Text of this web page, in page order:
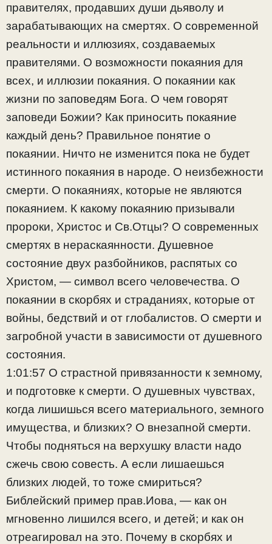
правителях, продавших души дьяволу и
зарабатывающих на смертях. О современной
реальности и иллюзиях, создаваемых
правителями. О возможности покаяния для
всех, и иллюзии покаяния. О покаянии как
жизни по заповедям Бога. О чем говорят
заповеди Божии? Как приносить покаяние
каждый день? Правильное понятие о
покаянии. Ничто не изменится пока не будет
истинного покаяния в народе. О неизбежности
смерти. О покаяниях, которые не являются
покаянием. К какому покаянию призывали
пророки, Христос и Св.Отцы? О современных
смертях в нераскаянности. Душевное
состояние двух разбойников, распятых со
Христом, — символ всего человечества. О
покаянии в скорбях и страданиях, которые от
войны, бедствий и от глобалистов. О смерти и
загробной участи в зависимости от душевного
состояния.
1:01:57 О страстной привязанности к земному,
и подготовке к смерти. О душевных чувствах,
когда лишишься всего материального, земного
имущества, и близких? О внезапной смерти.
Чтобы подняться на верхушку власти надо
сжечь свою совесть. А если лишаешься
близких людей, то тоже смириться?
Библейский пример прав.Иова, — как он
мгновенно лишился всего, и детей; и как он
отреагировал на это. Почему в скорбях и